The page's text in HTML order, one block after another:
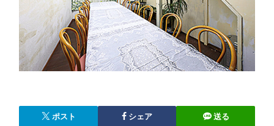
ポスト シェア 送る